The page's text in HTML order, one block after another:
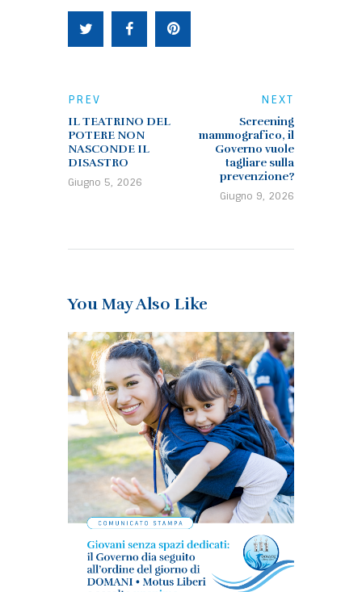
PREV
IL TEATRINO DEL
POTERE NON
NASCONDE IL
DISASTRO
Giugno 5, 2026
NEXT
Screening
mammografico, il
Governo vuole
tagliare sulla
prevenzione?
Giugno 9, 2026
You May Also Like